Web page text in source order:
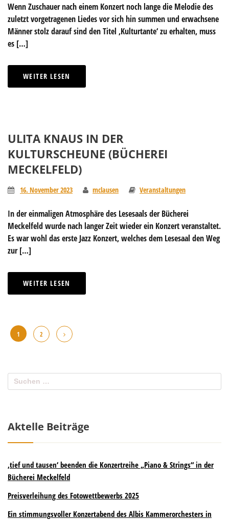
Wenn Zuschauer nach einem Konzert noch lange die Melodie des
zuletzt vorgetragenen Liedes vor sich hin summen und erwachsene
Männer stolz darauf sind den Titel ‚Kulturtante‘ zu erhalten, muss
es […]
WEITER LESEN
ULITA KNAUS IN DER
KULTURSCHEUNE (BÜCHEREI
MECKELFELD)
16. November 2023 mclausen Veranstaltungen
In der einmaligen Atmosphäre des Lesesaals der Bücherei
Meckelfeld wurde nach langer Zeit wieder ein Konzert veranstaltet.
Es war wohl das erste Jazz Konzert, welches dem Lesesaal den Weg
zur […]
WEITER LESEN
1 2
Aktelle Beiträge
‚tief und tausen‘ beenden die Konzertreihe „Piano & Strings“ in der
Bücherei Meckelfeld
Preisverleihung des Fotowettbewerbs 2025
Ein stimmungsvoller Konzertabend des Albis Kammerorchesters in